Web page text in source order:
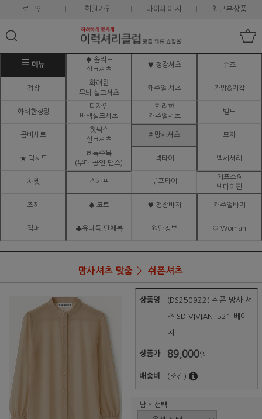
로그인 회원가입 마이페이지 최근본상품
메뉴
♠ 솔리드
실크셔츠
♥ 정장셔츠 슈즈
정장
화려한
무늬 실크셔츠
캐주얼 셔츠 가방&지갑
화려한정장
디자인
배색실크셔츠
화려한
캐주얼셔츠
벨트
콤비세트
핫픽스
실크셔츠
# 망사셔츠 모자
★ 턱시도
♬ 특수복
(무대.공연,댄스)
넥타이 액세서리
자켓 스카프 루프타이
커프스&
넥타이핀
조끼 ♠ 코트 ♥ 정장바지 캐주얼바지
점퍼 ♣유니폼,단체복 원단정보 ♡ Woman
ㅌ
망사셔츠 맞춤 쉬폰셔츠
상품명 (DS250922) 쉬폰 망사 셔
츠 SD VIVIAN_521 베이
지
상품가 89,000원
배송비 (조건)
남녀 선택